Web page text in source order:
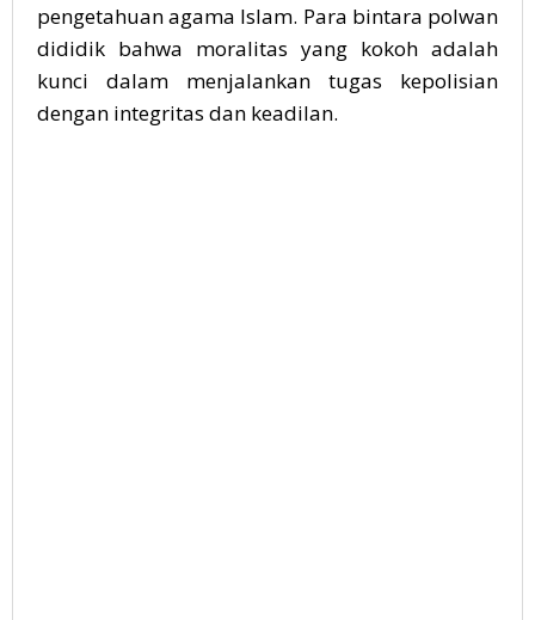
pengetahuan agama Islam. Para bintara polwan
dididik bahwa moralitas yang kokoh adalah
kunci dalam menjalankan tugas kepolisian
dengan integritas dan keadilan.